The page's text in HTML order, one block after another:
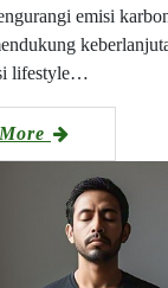
emisi
lifestyle…